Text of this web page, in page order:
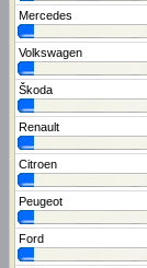
Mercedes
Volkswagen
Škoda
Renault
Citroen
Peugeot
Ford